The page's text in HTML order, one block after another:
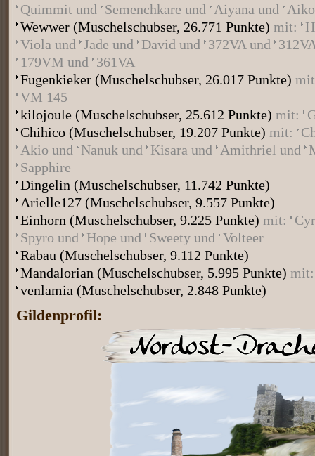
Quimmit und Semenchkare und Aiyana und
Aiko
Wewwer (Muschelschubser, 26.771 Punkte) mit:
Viola und Jade und David und 372VA und
179VM und 361VA
Fugenkieker (Muschelschubser, 26.017 Punkte)
VM 145
kilojoule (Muschelschubser, 25.612 Punkte) mit:
Chihico (Muschelschubser, 19.207 Punkte) mit:
Akio und Nanuk und Kisara und Amithriel und
Sapphire
Dingelin (Muschelschubser, 11.742 Punkte)
Arielle127 (Muschelschubser, 9.557 Punkte)
Einhorn (Muschelschubser, 9.225 Punkte) mit:
Spyro und Hope und Sweety und Volteer
Rabau (Muschelschubser, 9.112 Punkte)
Mandalorian (Muschelschubser, 5.995 Punkte)
venlamia (Muschelschubser, 2.848 Punkte)
Gildenprofil: